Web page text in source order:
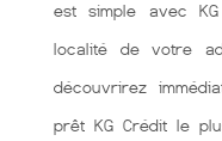
est simple avec
localité de votre
découvrirez
prêt KG Crédit le